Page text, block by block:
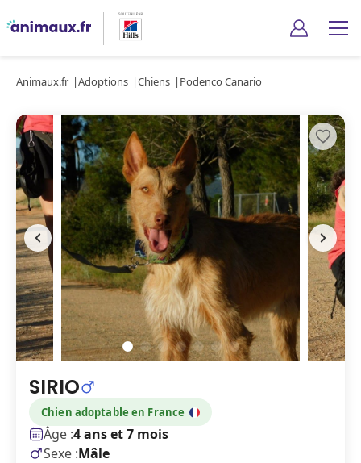
Animaux.fr Adoptions Chiens Podenco Canario
SIRIO
Chien adoptable en France
Âge :4 ans et 7 mois
Sexe :Mâle